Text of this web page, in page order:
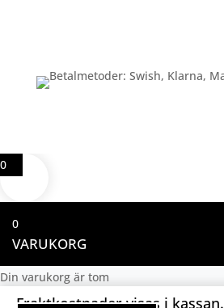
0
0
VARUKORG
Din varukorg är tom
Fraktkostnader visas i kassan.